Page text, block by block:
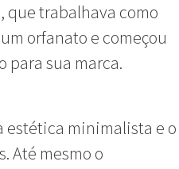
que trabalhava como
orfanato e começou
para sua marca.
estética minimalista e o
Até mesmo o